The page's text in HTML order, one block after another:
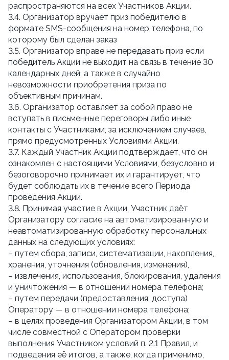
распространяются на всех Участников Акции.
3.4. Организатор вручает приз победителю в
формате SMS-сообщения на номер телефона, по
которому был сделан заказ
3.5. Организатор вправе не передавать приз если
победитель Акции не выходит на связь в течение 30
календарных дней, а также в случайно
невозможности приобретения приза по
объективным причинам.
3.6. Организатор оставляет за собой право не
вступать в письменные переговоры либо иные
контакты с Участниками, за исключением случаев,
прямо предусмотренных Условиями Акции.
3.7. Каждый Участник Акции подтверждает, что он
ознакомлен с настоящими Условиями, безусловно и
безоговорочно принимает их и гарантирует, что
будет соблюдать их в течение всего Периода
проведения Акции.
3.8. Принимая участие в Акции, Участник даёт
Организатору согласие на автоматизированную и
неавтоматизированную обработку персональных
данных на следующих условиях:
– путем сбора, записи, систематизации, накопления,
хранения, уточнения (обновления, изменения),
– извлечения, использования, блокирования, удаления
и уничтожения — в отношении номера телефона;
– путем передачи (предоставления, доступа)
Оператору — в отношении номера телефона;
– в целях проведения Организатором Акции, в том
числе совместной с Оператором проверки
выполнения Участником условий п. 2.1 Правил, и
подведения её итогов, а также, когда применимо,